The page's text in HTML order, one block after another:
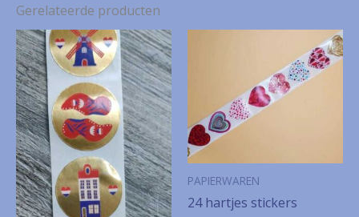
Gerelateerde producten
PAPIERWAREN
24 hartjes stickers